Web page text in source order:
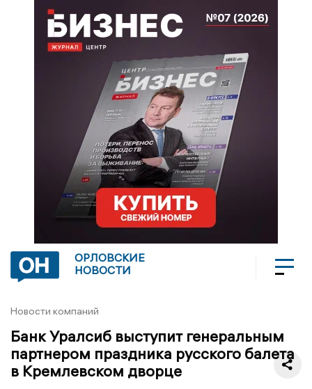
ОРЛОВСКИЕ
НОВОСТИ
Новости компаний
Банк Уралсиб выступит генеральным
партнером праздника русского балета
в Кремлевском дворце